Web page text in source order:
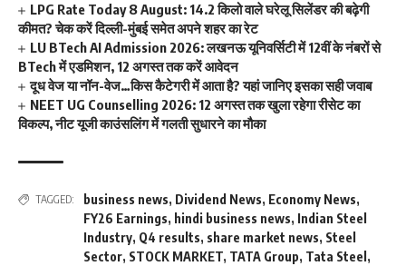
LPG Rate Today 8 August: 14.2 किलो वाले घरेलू सिलेंडर की बढ़ेगी
कीमत? चेक करें दिल्ली-मुंबई समेत अपने शहर का रेट
LU BTech AI Admission 2026: लखनऊ यूनिवर्सिटी में 12वीं के नंबरों से
BTech में एडमिशन, 12 अगस्त तक करें आवेदन
दूध वेज या नॉन-वेज…किस कैटेगरी में आता है? यहां जानिए इसका सही जवाब
NEET UG Counselling 2026: 12 अगस्त तक खुला रहेगा रीसेट का
विकल्प, नीट यूजी काउंसलिंग में गलती सुधारने का मौका
TAGGED: business news, Dividend News, Economy News,
FY26 Earnings, hindi business news, Indian Steel
Industry, Q4 results, share market news, Steel
Sector, STOCK MARKET, TATA Group, Tata Steel ,